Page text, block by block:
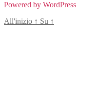
Powered by WordPress
All'inizio ↑ Su ↑